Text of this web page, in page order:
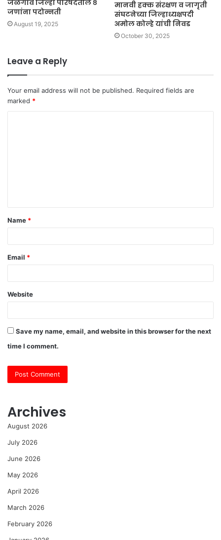
जळगाव जिल्हा परिषदेतील ८
जणांना पदोन्नती
August 19, 2025
मानवी हक्क संरक्षण व जागृती
संघटनेच्या जिल्हाध्यक्षपदी
अमोल कोल्हे यांची निवड
October 30, 2025
Leave a Reply
Your email address will not be published. Required fields are
marked *
t
*
Name *
Email *
Website
Save my name, email, and website in this browser for the next
time I comment.
Archives
August 2026
July 2026
June 2026
May 2026
April 2026
March 2026
February 2026